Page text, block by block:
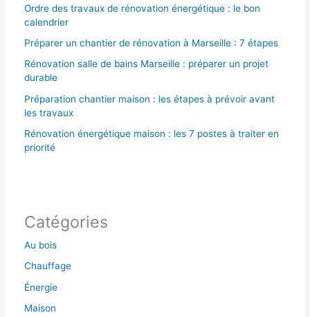
Ordre des travaux de rénovation énergétique : le bon
calendrier
Préparer un chantier de rénovation à Marseille : 7 étapes
Rénovation salle de bains Marseille : préparer un projet
durable
Préparation chantier maison : les étapes à prévoir avant
les travaux
Rénovation énergétique maison : les 7 postes à traiter en
priorité
Catégories
Au bois
Chauffage
Énergie
Maison